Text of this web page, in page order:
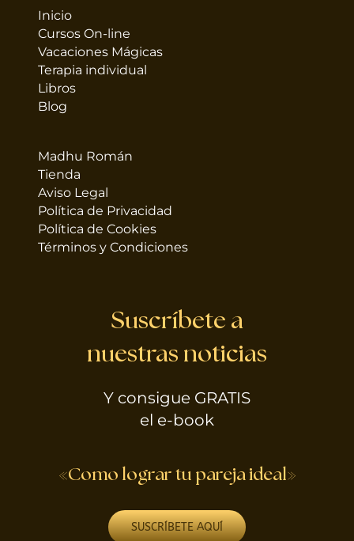
Inicio
Cursos On-line
Vacaciones Mágicas
Terapia individual
Libros
Blog
Madhu Román
Tienda
Aviso Legal
Política de Privacidad
Política de Cookies
Términos y Condiciones
Suscríbete a
nuestras noticias
Y consigue GRATIS
el e-book
«Como lograr tu pareja ideal»
SUSCRÍBETE AQUÍ